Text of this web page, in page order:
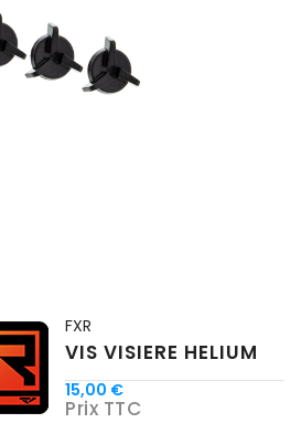
FXR
VIS VISIERE HELIUM
15,00 €
Prix TTC